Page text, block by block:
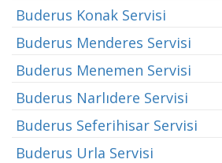
Buderus Konak Servisi
Buderus Menderes Servisi
Buderus Menemen Servisi
Buderus Narlıdere Servisi
Buderus Seferihisar Servisi
Buderus Urla Servisi